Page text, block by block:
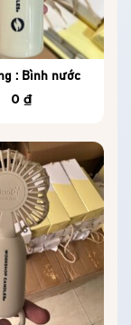
: Bình nước
0 ₫